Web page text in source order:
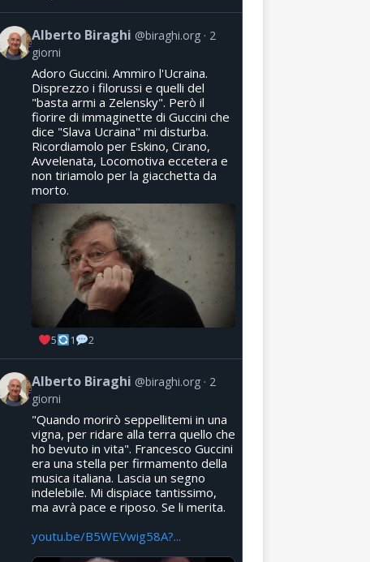
Alberto Biraghi @biraghi.org
2
giorni
Adoro Guccini. Ammiro l'Ucraina.
Disprezzo i filorussi e quelli del
"basta armi a Zelensky". Però il
fiorire di immaginette di Guccini che
dice "Slava Ucraina" mi disturba.
Ricordiamolo per Eskino, Cirano,
Avvelenata, Locomotiva eccetera e
non tiriamolo per la giacchetta da
morto.
5 1 2
Alberto Biraghi @biraghi.org
2
giorni
"Quando morirò seppellitemi in una
vigna, per ridare alla terra quello che
ho bevuto in vita". Francesco Guccini
era una stella per firmamento della
musica italiana. Lascia un segno
indelebile. Mi dispiace tantissimo,
ma avrà pace e riposo. Se li merita.
youtu.be/B5WEVwig58A?...